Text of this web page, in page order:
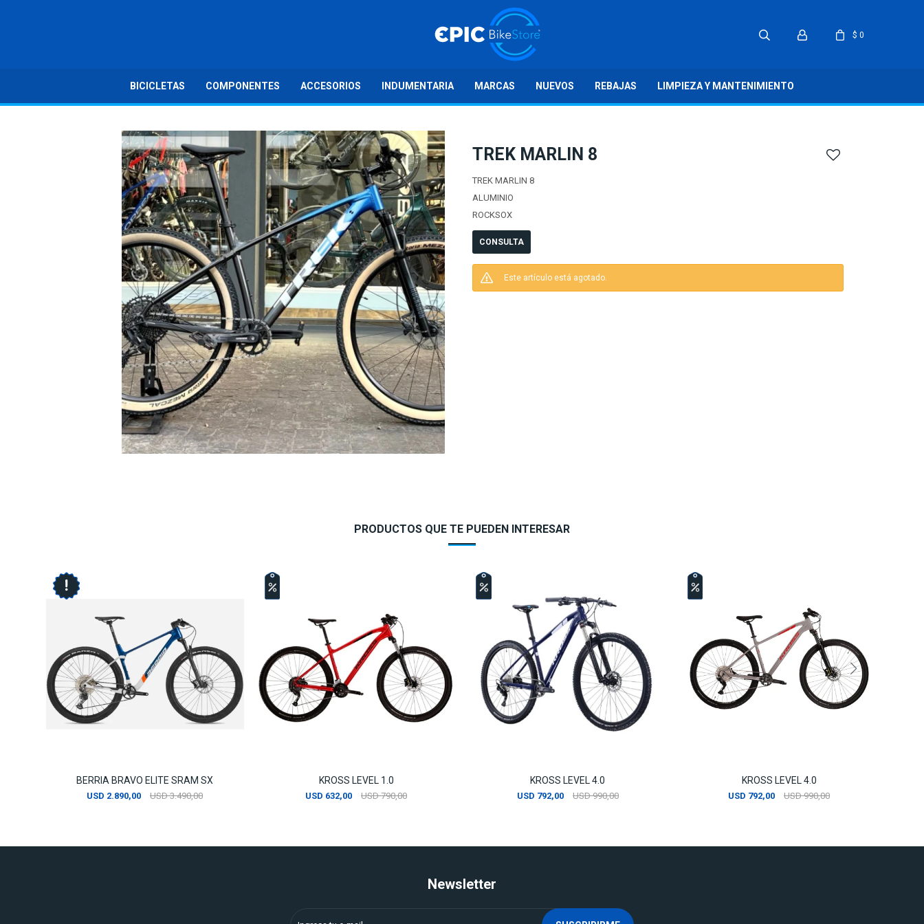
BICICLETAS COMPONENTES ACCESORIOS INDUMENTARIA MARCAS NUEVOS REBAJAS LIMPIEZA Y MANTENIMIENTO
$ 0
TREK MARLIN 8
TREK MARLIN 8
ALUMINIO
ROCKSOX
CONSULTA
Este artículo está agotado.
PRODUCTOS QUE TE PUEDEN INTERESAR
BERRIA BRAVO ELITE SRAM SX
USD 2.890,00 USD 3.490,00
KROSS LEVEL 1.0
USD 632,00 USD 790,00
KROSS LEVEL 4.0
USD 792,00 USD 990,00
KROSS LEVEL 4.0
USD 792,00 USD 990,00
Newsletter